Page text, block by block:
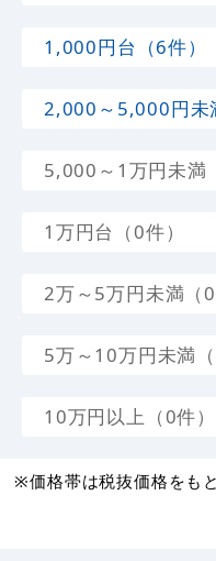
1,000円台（6件）
2,000～5,000円未
5,000～1万円未満
1万円台（0件）
2万～5万円未満（0
5万～10万円未満（
10万円以上（0件）
※価格帯は税抜価格をも